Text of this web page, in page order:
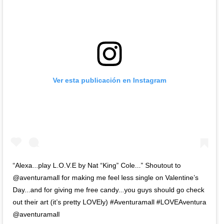
Ver esta publicación en Instagram
“Alexa...play L.O.V.E by Nat “King” Cole...” Shoutout to
@aventuramall for making me feel less single on Valentine’s
Day...and for giving me free candy...you guys should go check
out their art (it’s pretty LOVEly) #Aventuramall #LOVEAventura
@aventuramall